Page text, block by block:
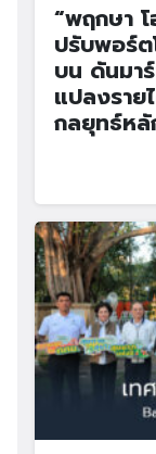
“พฤกษา
ปรับพอร์ต
บน ดันมา
แปลงรา
กลยุทธ์หลั